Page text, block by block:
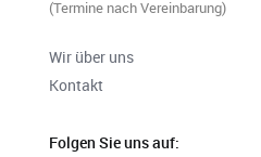
(Termine nach Vereinbarung)
Wir über uns
Kontakt
Folgen Sie uns auf: